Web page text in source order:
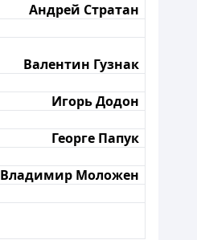
Андрей Стратан
Валентин Гузнак
Игорь Додон
Георге Папук
Владимир Моложен